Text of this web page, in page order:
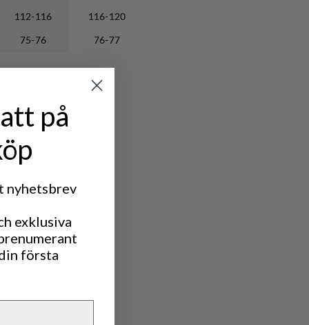
112-116
116-120
75-76 76-77
på
nyhetsbrev
exklusiva
första